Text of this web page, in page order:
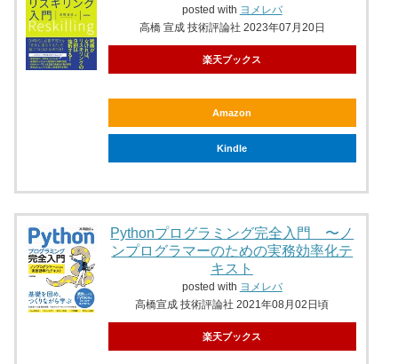
posted with ヨメレバ
高橋 宣成 技術評論社 2023年07月20日
楽天ブックス
Amazon
Kindle
Pythonプログラミング完全入門 〜ノ
ンプログラマーのための実務効率化テ
キスト
posted with ヨメレバ
高橋宣成 技術評論社 2021年08月02日頃
楽天ブックス